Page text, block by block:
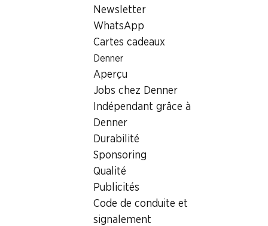
Newsletter
WhatsApp
Cartes cadeaux
Denner
Aperçu
Jobs chez Denner
Indépendant grâce à
Denner
Durabilité
Sponsoring
Qualité
Publicités
Code de conduite et
signalement
Retrait d'espèces avec la carte
postale / M-Card